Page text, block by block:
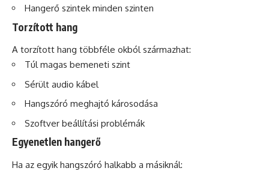
Hangerő szintek minden szinten
Torzított hang
A torzított hang többféle okból származhat:
Túl magas bemeneti szint
Sérült audio kábel
Hangszóró meghajtó károsodása
Szoftver beállítási problémák
Egyenetlen hangerő
Ha az egyik hangszóró halkabb a másiknál: